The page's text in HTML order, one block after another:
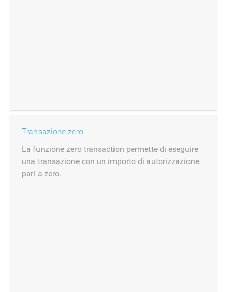
Transazione zero
La funzione zero transaction permette di eseguire
una transazione con un importo di autorizzazione
pari a zero.